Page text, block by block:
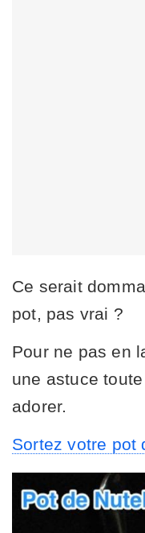
Ce serait
pot, pas vrai ?
Pour ne pas en
une astuce
adorer.
Sortez votre pot